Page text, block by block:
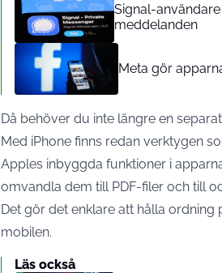
Signal-
meddelanden
Meta gör
Då behöver du inte längre en
Med iPhone finns redan verktygen
Apples inbyggda funktioner i
omvandla dem till PDF-filer och till
Det gör det enklare att hålla
mobilen.
Läs också